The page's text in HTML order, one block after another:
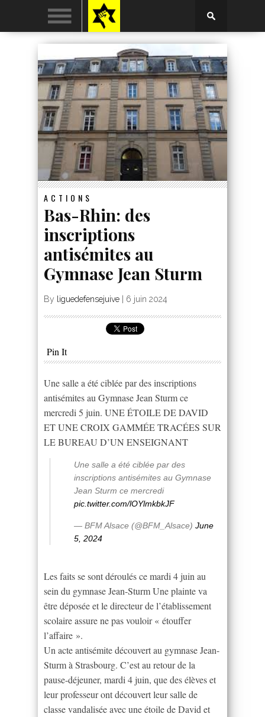
ACTIONS
Bas-Rhin: des
inscriptions
antisémites au
Gymnase Jean Sturm
By liguedefensejuive | 6 juin 2024
Pin It
Une salle a été ciblée par des inscriptions
antisémites au Gymnase Jean Sturm ce
mercredi 5 juin. UNE ÉTOILE DE DAVID
ET UNE CROIX GAMMÉE TRACÉES SUR
LE BUREAU D’UN ENSEIGNANT
Une salle a été ciblée par des
inscriptions antisémites au Gymnase
Jean Sturm ce mercredi
pic.twitter.com/lOYlmkbkJF
— BFM Alsace (@BFM_Alsace) June
5, 2024
Les faits se sont déroulés ce mardi 4 juin au
sein du gymnase Jean-Sturm Une plainte va
être déposée et le directeur de l’établissement
scolaire assure ne pas vouloir « étouffer
l’affaire ».
Un acte antisémite découvert au gymnase Jean-
Sturm à Strasbourg. C’est au retour de la
pause-déjeuner, mardi 4 juin, que des élèves et
leur professeur ont découvert leur salle de
classe vandalisée avec une étoile de David et